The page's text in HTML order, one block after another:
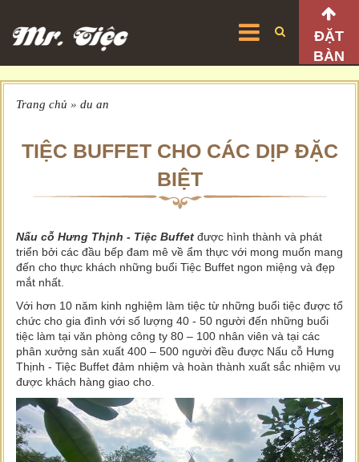
ĐẶT
BÀN
Trang chủ » du an
TIỆC BUFFET CHO CÁC DỊP ĐẶC
BIỆT
Nấu cỗ Hưng Thịnh - Tiệc Buffet được hình thành và phát
triển bởi các đầu bếp đam mê về ẩm thực với mong muốn mang
đến cho thực khách những buổi Tiệc Buffet ngon miệng và đẹp
mắt nhất.
Với hơn 10 năm kinh nghiệm làm tiệc từ những buổi tiệc được tổ
chức cho gia đình với số lượng 40 - 50 người đến những buổi
tiệc làm tại văn phòng công ty 80 – 100 nhân viên và tại các
phân xưởng sản xuất 400 – 500 người đều được Nấu cỗ Hưng
Thịnh - Tiệc Buffet đảm nhiệm và hoàn thành xuất sắc nhiệm vụ
được khách hàng giao cho.